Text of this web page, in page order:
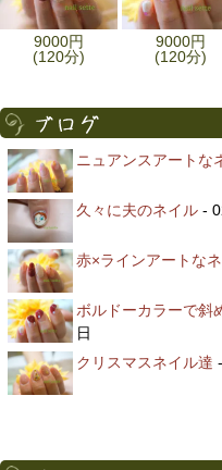
9000円
(120分)
9000円
(120分)
ニュアンスアートな
久々に夫のネイル -
赤×ラインアートな
ボルドーカラーで斜
日
クリスマスネイル達